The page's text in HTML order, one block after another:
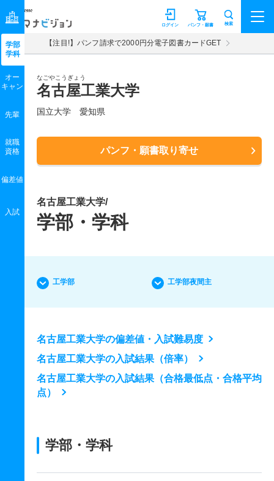
マナビジョン パンフ・願書
ログイン 検索
【注目!】パンフ請求で2000円分電子図書カードGET
なごやこうぎょう
名古屋工業大学
国立大学 愛知県
パンフ・願書取り寄せ
学部
学科
オー
キャン
先輩
就職
資格
偏差値
入試
名古屋工業大学/
学部・学科
工学部 工学部夜間主
名古屋工業大学の偏差値・入試難易度
名古屋工業大学の入試結果（倍率）
名古屋工業大学の入試結果（合格最低点・合格平均
点）
学部・学科